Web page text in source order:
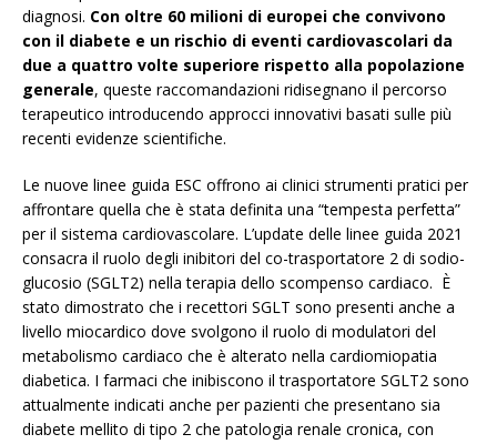
diagnosi. Con oltre 60 milioni di europei che convivono
con il diabete e un rischio di eventi cardiovascolari da
due a quattro volte superiore rispetto alla popolazione
generale, queste raccomandazioni ridisegnano il percorso
terapeutico introducendo approcci innovativi basati sulle più
recenti evidenze scientifiche.
Le nuove linee guida ESC offrono ai clinici strumenti pratici per
affrontare quella che è stata definita una “tempesta perfetta”
per il sistema cardiovascolare. L’update delle linee guida 2021
consacra il ruolo degli inibitori del co-trasportatore 2 di sodio-
glucosio (SGLT2) nella terapia dello scompenso cardiaco. È
stato dimostrato che i recettori SGLT sono presenti anche a
livello miocardico dove svolgono il ruolo di modulatori del
metabolismo cardiaco che è alterato nella cardiomiopatia
diabetica. I farmaci che inibiscono il trasportatore SGLT2 sono
attualmente indicati anche per pazienti che presentano sia
diabete mellito di tipo 2 che patologia renale cronica, con